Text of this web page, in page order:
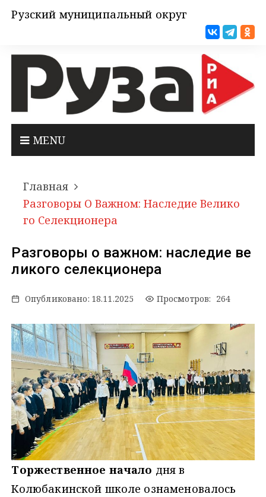
Рузский муниципальный округ
MENU
Главная
Разговоры О Важном: Наследие Велико
Го Селекционера
Разговоры о важном: наследие ве
ликого селекционера
Опубликовано: 18.11.2025 Просмотров: 264
Торжественное начало дня в
Колюбакинской школе ознаменовалось